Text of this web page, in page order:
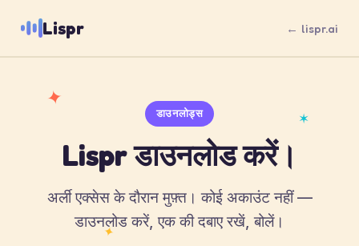
Lispr ← lispr.ai
✦
✶
✦
डाउनलोड्स
Lispr डाउनलोड करें।
अर्ली एक्सेस के दौरान मुफ़्त। कोई अकाउंट नहीं —
डाउनलोड करें, एक की दबाए रखें, बोलें।